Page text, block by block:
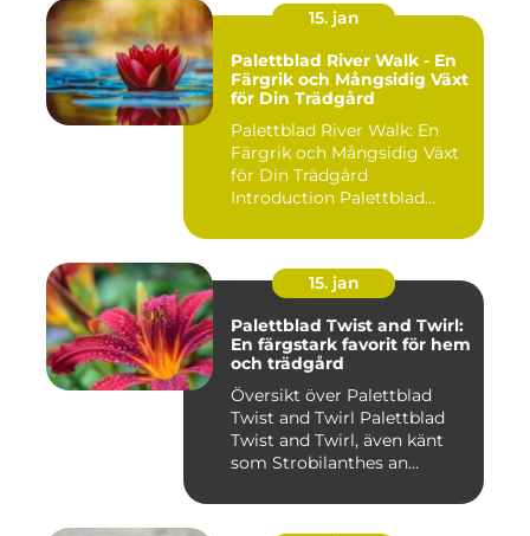
15. jan
Palettblad River Walk - En
Färgrik och Mångsidig Växt
för Din Trädgård
Palettblad River Walk: En
Färgrik och Mångsidig Växt
för Din Trädgård
Introduction Palettblad
15. jan
Palettblad Twist and Twirl:
En färgstark favorit för hem
och trädgård
Översikt över Palettblad
Twist and Twirl Palettblad
Twist and Twirl, även känt
som Strobilanthes an...